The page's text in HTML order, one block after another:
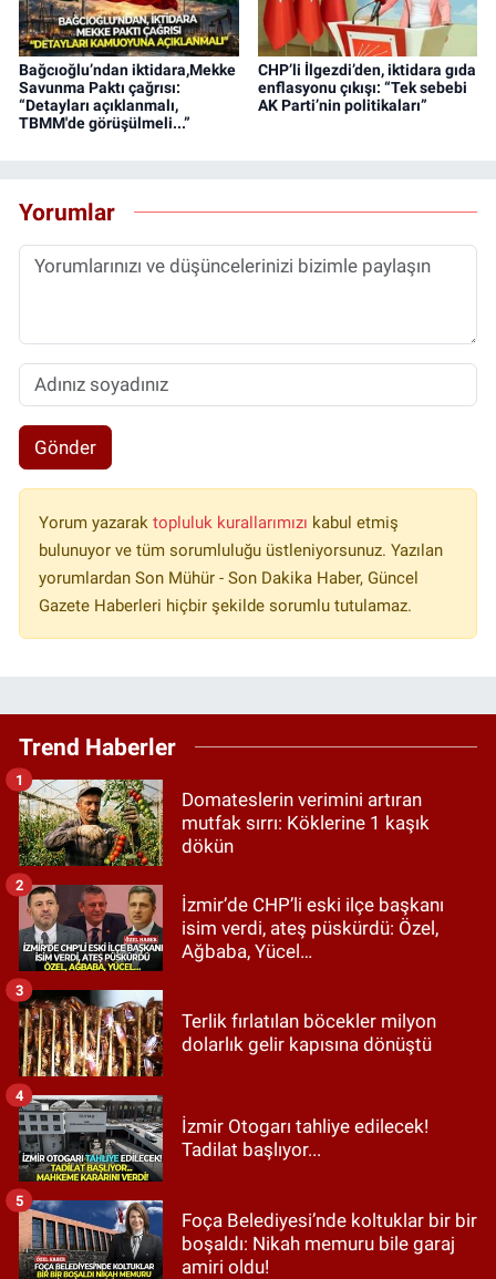
Bağcıoğlu’ndan iktidara,Mekke
Savunma Paktı çağrısı:
“Detayları açıklanmalı,
TBMM'de görüşülmeli...”
CHP’li İlgezdi’den, iktidara gıda
enflasyonu çıkışı: “Tek sebebi
AK Parti’nin politikaları”
Yorumlar
Gönder
Yorum yazarak topluluk kurallarımızı kabul etmiş
bulunuyor ve tüm sorumluluğu üstleniyorsunuz. Yazılan
yorumlardan Son Mühür - Son Dakika Haber, Güncel
Gazete Haberleri hiçbir şekilde sorumlu tutulamaz.
Trend Haberler
Domateslerin verimini artıran
mutfak sırrı: Köklerine 1 kaşık
dökün
1
İzmir’de CHP’li eski ilçe başkanı
isim verdi, ateş püskürdü: Özel,
Ağbaba, Yücel…
2
Terlik fırlatılan böcekler milyon
dolarlık gelir kapısına dönüştü
3
İzmir Otogarı tahliye edilecek!
Tadilat başlıyor...
4
Foça Belediyesi’nde koltuklar bir bir
boşaldı: Nikah memuru bile garaj
amiri oldu!
5